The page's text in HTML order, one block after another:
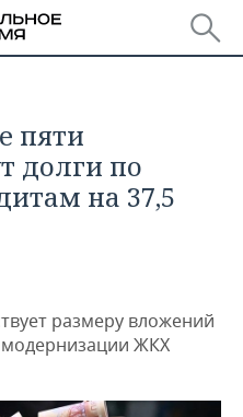
пяти
долги по
на 37,5
размеру вложений
модернизации ЖКХ